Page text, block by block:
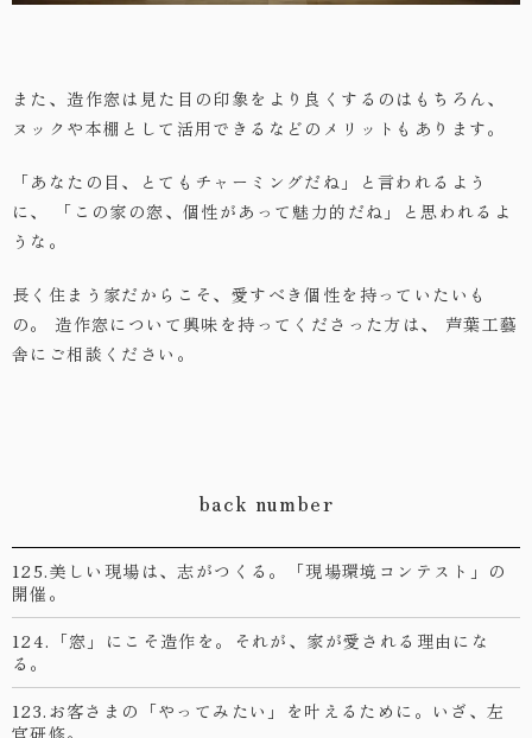
また、造作窓は見た目の印象をより良くするのはもちろん、
ヌックや本棚として活用できるなどのメリットもあります。
「あなたの目、とてもチャーミングだね」と言われるよう
に、
「この家の窓、個性があって魅力的だね」と思われるよ
うな。
長く住まう家だからこそ、愛すべき個性を持っていたいも
の。
造作窓について興味を持ってくださった方は、
芦葉工藝
舎にご相談ください。
back number
125.美しい現場は、志がつくる。「現場環境コンテスト」の
開催。
124.「窓」にこそ造作を。それが、家が愛される理由にな
る。
123.お客さまの「やってみたい」を叶えるために。いざ、左